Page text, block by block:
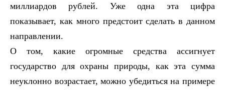
миллиардов рублей. Уже одна эта цифра
показывает, как много предстоит сделать в данном
направлении.
О том, какие огромные средства ассигнует
государство для охраны природы, как эта сумма
неуклонно возрастает, можно убедиться на примере